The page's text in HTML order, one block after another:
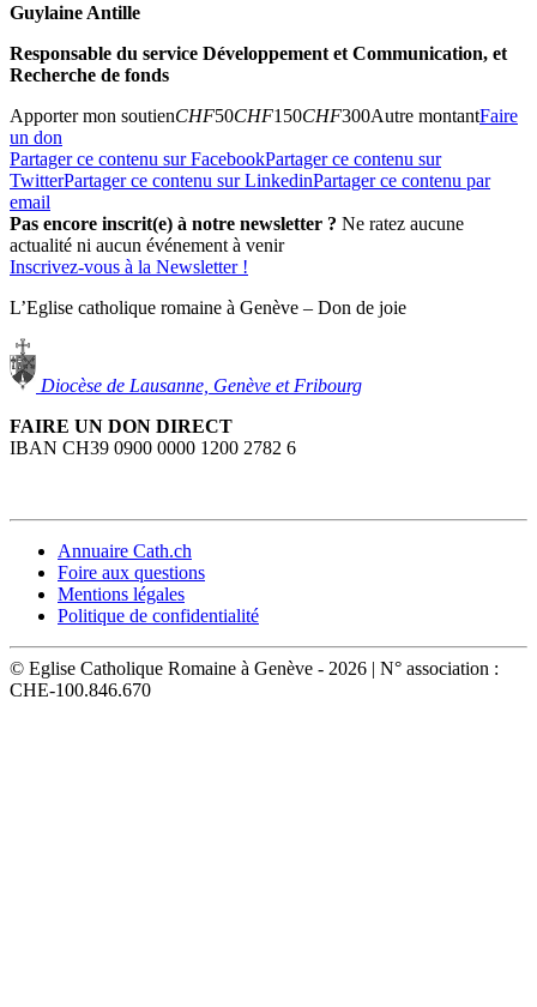
Guylaine Antille
Responsable du service Développement et Communication, et
Recherche de fonds
Apporter mon soutienCHF50CHF150CHF300Autre montantFaire
un don
Partager ce contenu sur FacebookPartager ce contenu sur
TwitterPartager ce contenu sur LinkedinPartager ce contenu par
email
Pas encore inscrit(e) à notre newsletter ? Ne ratez aucune
actualité ni aucun événement à venir
Inscrivez-vous à la Newsletter !
L’Eglise catholique romaine à Genève – Don de joie
Diocèse de Lausanne, Genève et Fribourg
FAIRE UN DON DIRECT
IBAN CH39 0900 0000 1200 2782 6
Annuaire Cath.ch
Foire aux questions
Mentions légales
Politique de confidentialité
© Eglise Catholique Romaine à Genève - 2026 | N° association :
CHE-100.846.670